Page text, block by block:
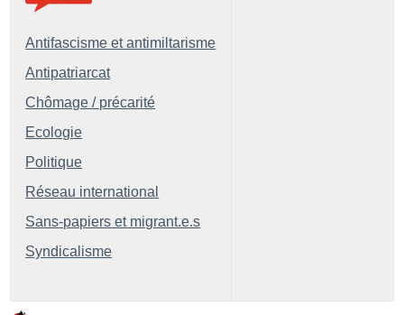
Antifascisme et antimiltarisme
Antipatriarcat
Chômage / précarité
Ecologie
Politique
Réseau international
Sans-papiers et migrant.e.s
Syndicalisme